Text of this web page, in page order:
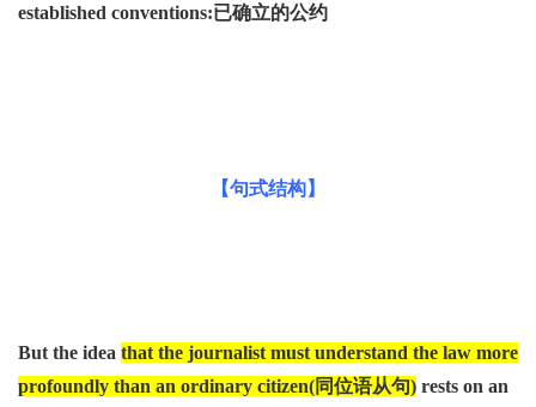
established conventions:已确立的公约
【句式结构】
But the idea that the journalist must understand the law more
profoundly than an ordinary citizen(同位语从句) rests on an